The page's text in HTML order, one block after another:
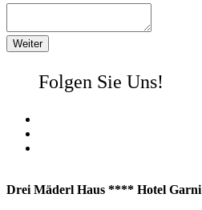
Folgen Sie Uns!
Drei Mäderl Haus **** Hotel Garni